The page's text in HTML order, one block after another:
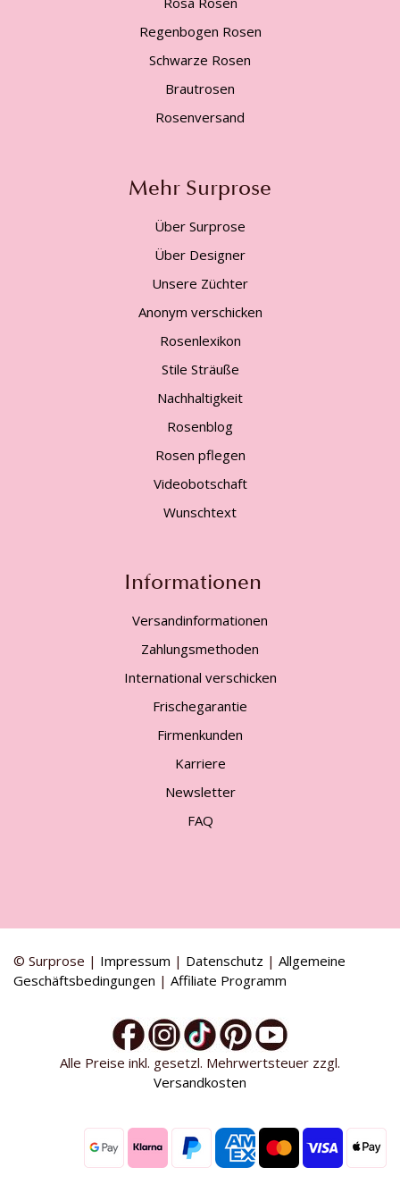
Regenbogen Rosen
Schwarze Rosen
Brautrosen
Rosenversand
Mehr Surprose
Über Surprose
Über Designer
Unsere Züchter
Anonym verschicken
Rosenlexikon
Stile Sträuße
Nachhaltigkeit
Rosenblog
Rosen pflegen
Videobotschaft
Wunschtext
Informationen
Versandinformationen
Zahlungsmethoden
International verschicken
Frischegarantie
Firmenkunden
Karriere
Newsletter
FAQ
© Surprose | Impressum | Datenschutz | Allgemeine
Geschäftsbedingungen | Affiliate Programm
Alle Preise inkl. gesetzl. Mehrwertsteuer zzgl.
Versandkosten